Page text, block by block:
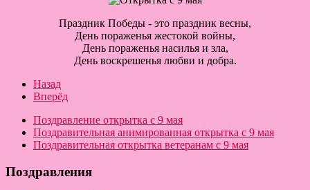
Праздник Победы - это праздник весны,
День пораженья жестокой войны,
День пораженья насилья и зла,
День воскрешенья любви и добра.
Назад
Вперёд
Поздравление открытка с 9 мая
Поздравительная анимированная открытка с 9 мая
Поздравительная открытка ветеранам с 9 мая
Поздравления